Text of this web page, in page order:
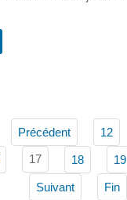
Précédent 12
17 18 19
Suivant Fin